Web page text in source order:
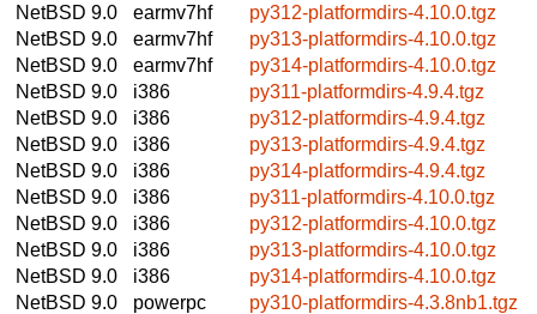
NetBSD 9.0
earmv7hf
py312-platformdirs-4.10.0.tgz
NetBSD 9.0
earmv7hf
py313-platformdirs-4.10.0.tgz
NetBSD 9.0
earmv7hf
py314-platformdirs-4.10.0.tgz
NetBSD 9.0
i386
py311-platformdirs-4.9.4.tgz
NetBSD 9.0
i386
py312-platformdirs-4.9.4.tgz
NetBSD 9.0
i386
py313-platformdirs-4.9.4.tgz
NetBSD 9.0
i386
py314-platformdirs-4.9.4.tgz
NetBSD 9.0
i386
py311-platformdirs-4.10.0.tgz
NetBSD 9.0
i386
py312-platformdirs-4.10.0.tgz
NetBSD 9.0
i386
py313-platformdirs-4.10.0.tgz
NetBSD 9.0
i386
py314-platformdirs-4.10.0.tgz
NetBSD 9.0
powerpc
py310-platformdirs-4.3.8nb1.tgz